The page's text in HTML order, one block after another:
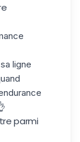
ligne
parmi